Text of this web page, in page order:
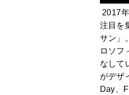
2017
注目を
サン」
ロソフ
なして
がデザ
Day、